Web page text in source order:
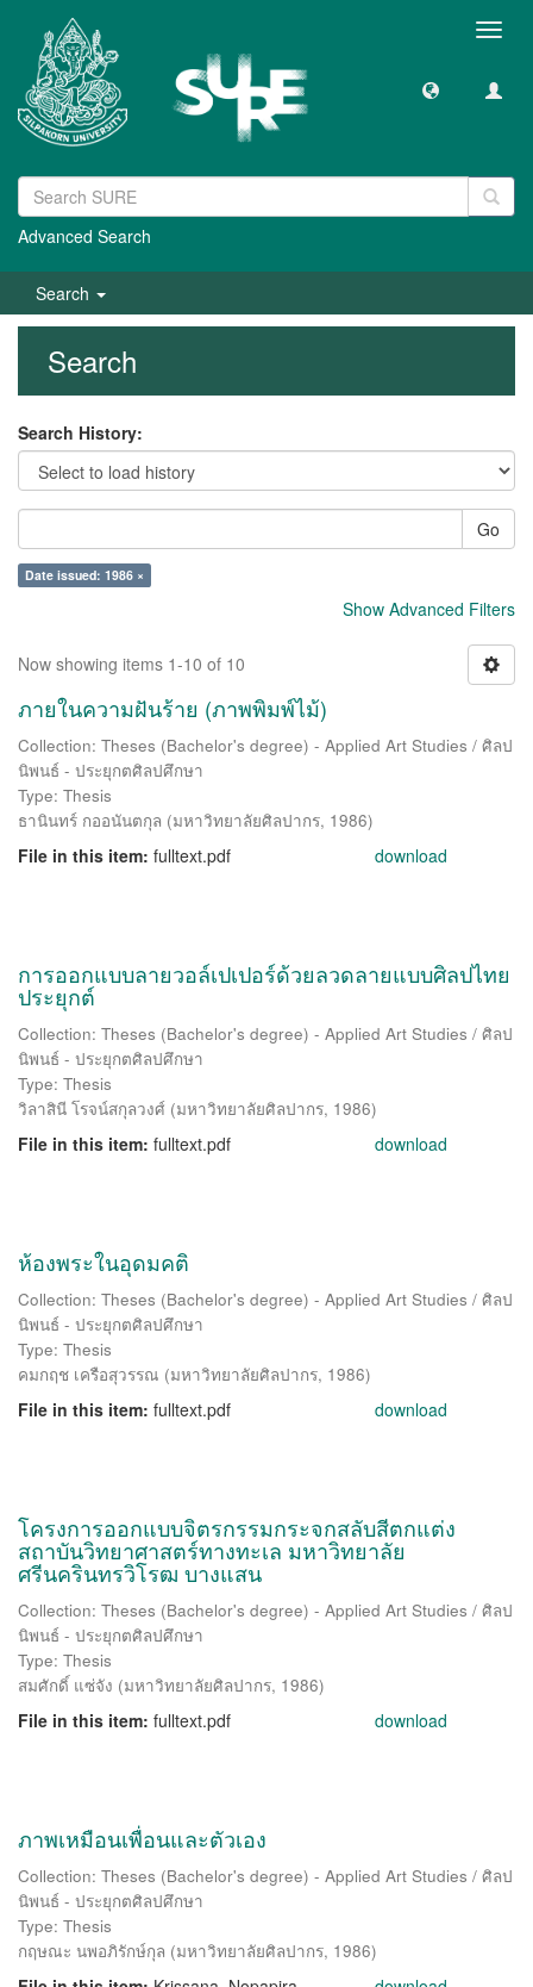
Advanced Search
Search
Search
Search History:
Go
Date issued: 1986 ×
Show Advanced Filters
Now showing items 1-10 of 10
ภายในความฝันร้าย (ภาพพิมพ์ไม้)
Collection: Theses (Bachelor's degree) - Applied Art Studies / ศิลป
นิพนธ์ - ประยุกตศิลปศึกษา
Type: Thesis
ธานินทร์ กออนันตกุล (มหาวิทยาลัยศิลปากร, 1986)
File in this item: fulltext.pdf download
การออกแบบลายวอล์เปเปอร์ด้วยลวดลายแบบศิลปไทย
ประยุกต์
Collection: Theses (Bachelor's degree) - Applied Art Studies / ศิลป
นิพนธ์ - ประยุกตศิลปศึกษา
Type: Thesis
วิลาสินี โรจน์สกุลวงศ์ (มหาวิทยาลัยศิลปากร, 1986)
File in this item: fulltext.pdf download
ห้องพระในอุดมคติ
Collection: Theses (Bachelor's degree) - Applied Art Studies / ศิลป
นิพนธ์ - ประยุกตศิลปศึกษา
Type: Thesis
คมกฤช เครือสุวรรณ (มหาวิทยาลัยศิลปากร, 1986)
File in this item: fulltext.pdf download
โครงการออกแบบจิตรกรรมกระจกสลับสีตกแต่ง
สถาบันวิทยาศาสตร์ทางทะเล มหาวิทยาลัย
ศรีนครินทรวิโรฒ บางแสน
Collection: Theses (Bachelor's degree) - Applied Art Studies / ศิลป
นิพนธ์ - ประยุกตศิลปศึกษา
Type: Thesis
สมศักดิ์ แซ่จัง (มหาวิทยาลัยศิลปากร, 1986)
File in this item: fulltext.pdf download
ภาพเหมือนเพื่อนและตัวเอง
Collection: Theses (Bachelor's degree) - Applied Art Studies / ศิลป
นิพนธ์ - ประยุกตศิลปศึกษา
Type: Thesis
กฤษณะ นพอภิรักษ์กุล (มหาวิทยาลัยศิลปากร, 1986)